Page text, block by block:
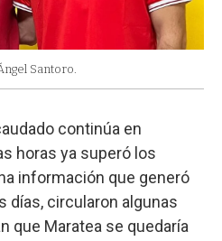
Santoro.
continúa en
horas ya superó los
información que generó
días, circularon algunas
que Maratea se quedaría